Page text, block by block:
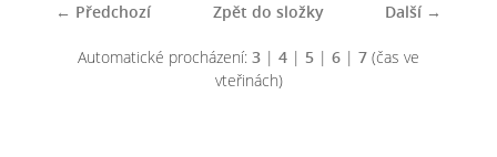
← Předchozí Další →
Zpět do složky
Automatické procházení: 3 | 4 | 5 | 6 | 7 (čas ve
vteřinách)